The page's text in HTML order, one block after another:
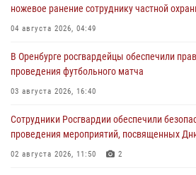
ножевое ранение сотруднику частной
04 августа 2026, 04:49
В Оренбурге росгвардейцы обеспечили
проведения футбольного матча
03 августа 2026, 16:40
Сотрудники Росгвардии обеспечили
проведения мероприятий, посвященных
02 августа 2026, 11:50 2